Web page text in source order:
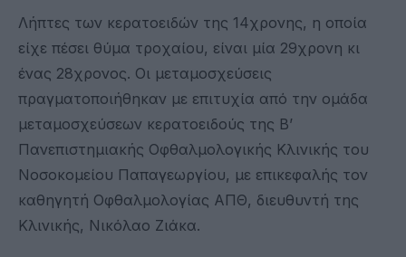
Λήπτες των κερατοειδών της 14χρονης, η οποία
είχε πέσει θύμα τροχαίου, είναι μία 29χρονη κι
ένας 28χρονος. Οι μεταμοσχεύσεις
πραγματοποιήθηκαν με επιτυχία από την ομάδα
μεταμοσχεύσεων κερατοειδούς της Β’
Πανεπιστημιακής Οφθαλμολογικής Κλινικής του
Νοσοκομείου Παπαγεωργίου, με επικεφαλής τον
καθηγητή Οφθαλμολογίας ΑΠΘ, διευθυντή της
Κλινικής, Νικόλαο Ζιάκα.